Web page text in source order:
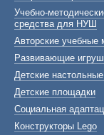
Учебно-
средства для НУШ
Авторские учебные
Развивающие
Детские
Детские площадки
Социальная
Конструкторы Lego